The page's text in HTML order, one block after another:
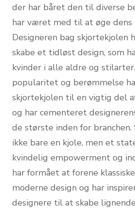
der har båret den til diverse
har været med til at øge dens
Designeren bag skjortekjolen
skabe et tidløst design, som
kvinder i alle aldre og
popularitet og berømmelse
skjortekjolen til en vigtig del
og har cementeret
de største inden for
ikke bare en kjole, men et
kvindelig empowerment og
har formået at forene
moderne design og har
designere til at skabe